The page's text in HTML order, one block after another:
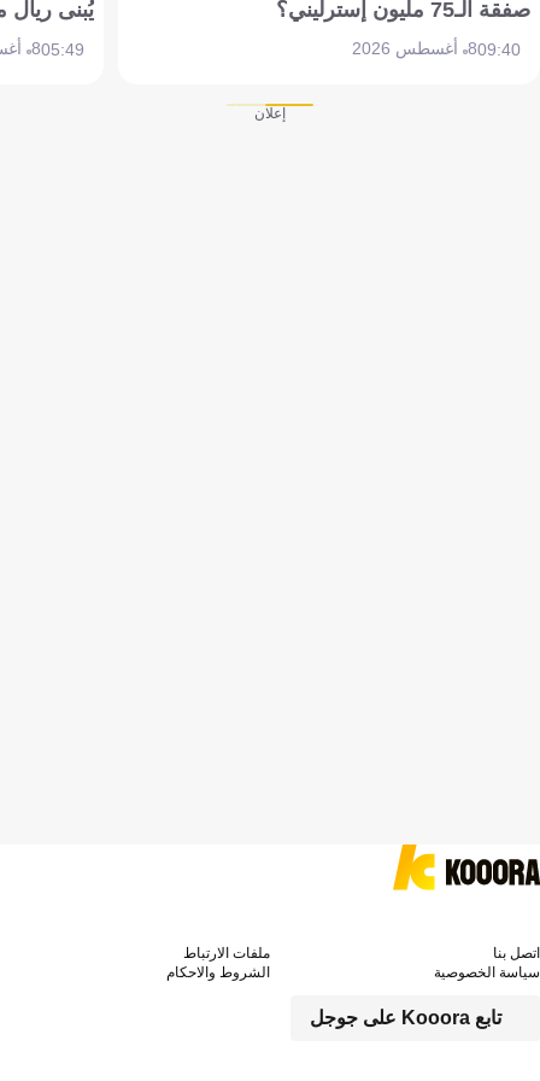
صفقة الـ75 مليون إسترليني؟
09:408 أغسطس 2026
يُبنى ريال
05:498 أغسطس 2026
إعلان
تابع Kooora على جوجل
اتصل بنا
ملفات الارتباط
سياسة الخصوصية
الشروط والاحكام